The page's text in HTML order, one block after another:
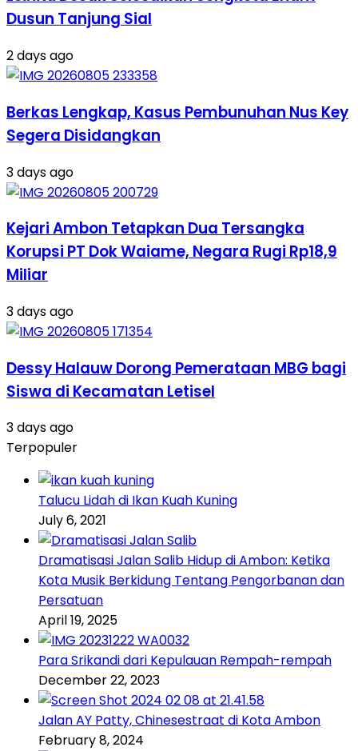
Dusun Tanjung Sial
2 days ago
Berkas Lengkap, Kasus Pembunuhan Nus Key
Segera Disidangkan
3 days ago
Kejari Ambon Tetapkan Dua Tersangka
Korupsi PT Dok Waiame, Negara Rugi Rp18,9
Miliar
3 days ago
Dessy Halauw Dorong Pemerataan MBG bagi
Siswa di Kecamatan Letisel
3 days ago
Terpopuler
Talucu Lidah di Ikan Kuah Kuning
July 6, 2021
Dramatisasi Jalan Salib Hidup di Ambon: Ketika
Kota Musik Berkidung Tentang Pengorbanan dan
Persatuan
April 19, 2025
Para Srikandi dari Kepulauan Rempah-rempah
December 22, 2023
Jalan AY Patty, Chinesestraat di Kota Ambon
February 8, 2024